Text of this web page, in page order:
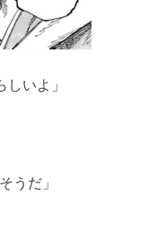
いよ」
うだ」